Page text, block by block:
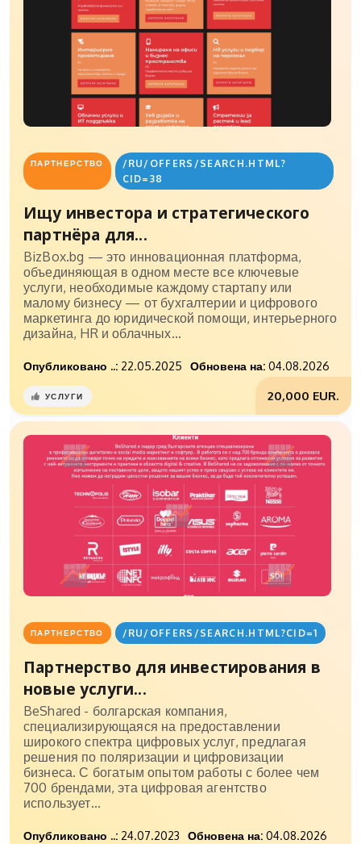
ПАРТНЕРСТВО
/RU/OFFERS/SEARCH.HTML?
CID=38
Ищу инвестора и стратегического
партнёра для...
BizBox.bg — это инновационная платформа,
объединяющая в одном месте все ключевые
услуги, необходимые каждому стартапу или
малому бизнесу — от бухгалтерии и цифрового
маркетинга до юридической помощи, интерьерного
дизайна, HR и облачных...
Опубликовано ..: 22.05.2025 Обновена на: 04.08.2026
20,000 EUR.
УСЛУГИ
ПАРТНЕРСТВО /RU/OFFERS/SEARCH.HTML?CID=1
Партнерство для инвестирования в
новые услуги...
BeShared - болгарская компания,
специализирующаяся на предоставлении
широкого спектра цифровых услуг, предлагая
решения по поляризации и цифровизации
бизнеса. С богатым опытом работы с более чем
700 брендами, эта цифровая агентство
использует...
Опубликовано ..: 24.07.2023 Обновена на: 04.08.2026